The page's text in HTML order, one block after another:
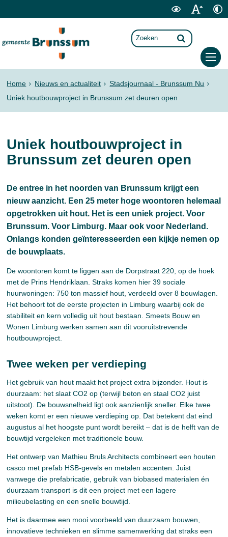
Home Nieuws en actualiteit
Stadsjournaal - Brunssum Nu
Uniek houtbouwproject in Brunssum zet deuren open
Uniek houtbouwproject in
Brunssum zet deuren open
De entree in het noorden van Brunssum krijgt een
nieuw aanzicht. Een 25 meter hoge woontoren helemaal
opgetrokken uit hout. Het is een uniek project. Voor
Brunssum. Voor Limburg. Maar ook voor Nederland.
Onlangs konden geïnteresseerden een kijkje nemen op
de bouwplaats.
De woontoren komt te liggen aan de Dorpstraat 220, op de hoek
met de Prins Hendriklaan. Straks komen hier 39 sociale
huurwoningen: 750 ton massief hout, verdeeld over 8 bouwlagen.
Het behoort tot de eerste projecten in Limburg waarbij ook de
stabiliteit en kern volledig uit hout bestaan. Smeets Bouw en
Wonen Limburg werken samen aan dit vooruitstrevende
houtbouwproject.
Twee weken per verdieping
Het gebruik van hout maakt het project extra bijzonder. Hout is
duurzaam: het slaat CO2 op (terwijl beton en staal CO2 juist
uitstoot). De bouwsnelheid ligt ook aanzienlijk sneller. Elke twee
weken komt er een nieuwe verdieping op. Dat betekent dat eind
augustus al het hoogste punt wordt bereikt – dat is de helft van de
bouwtijd vergeleken met traditionele bouw.
Het ontwerp van Mathieu Bruls Architects combineert een houten
casco met prefab HSB-gevels en metalen accenten. Juist
vanwege die prefabricatie, gebruik van biobased materialen én
duurzaam transport is dit een project met een lagere
milieubelasting en een snelle bouwtijd.
Het is daarmee een mooi voorbeeld van duurzaam bouwen,
innovatieve technieken en slimme samenwerking dat straks een